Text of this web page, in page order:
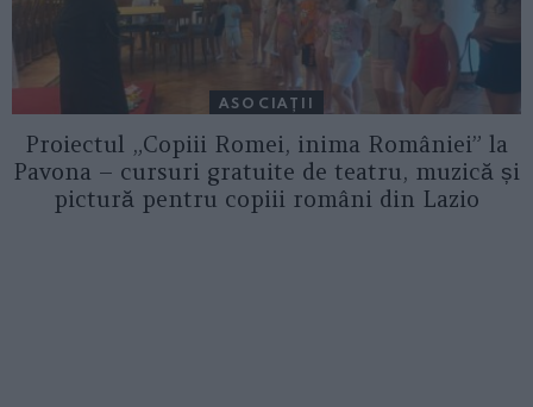
ASOCIAŢII
Proiectul „Copiii Romei, inima României” la
Pavona – cursuri gratuite de teatru, muzică și
pictură pentru copiii români din Lazio